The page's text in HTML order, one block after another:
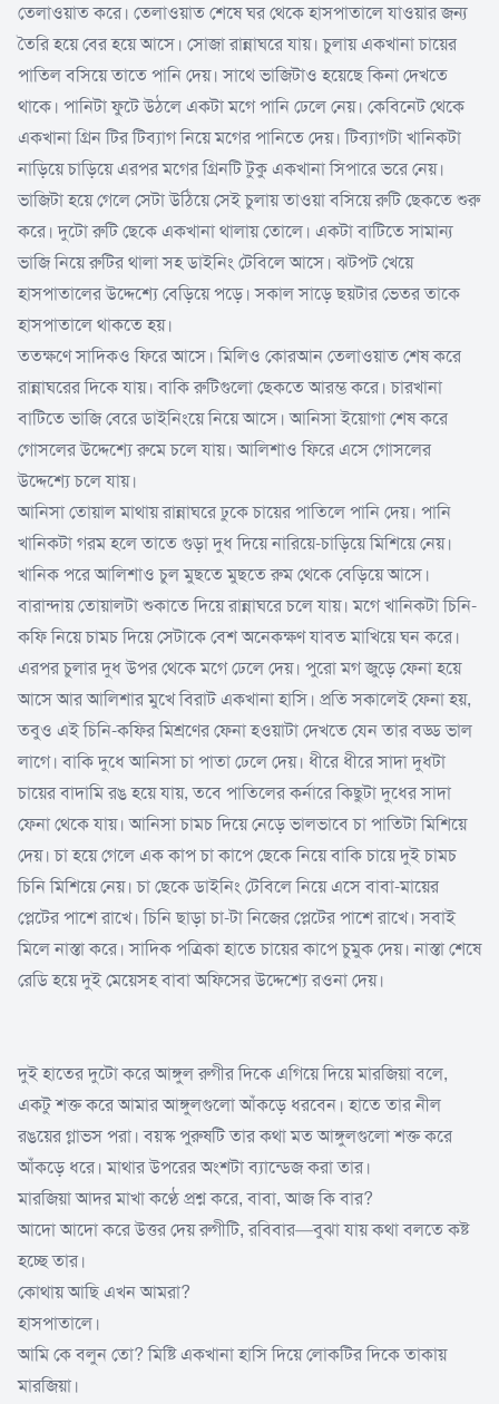
তেলাওয়াত করে। তেলাওয়াত শেষে ঘর থেকে হাসপাতালে যাওয়ার জন্য
তৈরি হয়ে বের হয়ে আসে। সোজা রান্নাঘরে যায়। চুলায় একখানা চায়ের
পাতিল বসিয়ে তাতে পানি দেয়। সাথে ভাজিটাও হয়েছে কিনা দেখতে
থাকে। পানিটা ফুটে উঠলে একটা মগে পানি ঢেলে নেয়। কেবিনেট থেকে
একখানা গ্রিন টির টিব্যাগ নিয়ে মগের পানিতে দেয়। টিব্যাগটা খানিকটা
নাড়িয়ে চাড়িয়ে এরপর মগের গ্রিনটি টুকু একখানা সিপারে ভরে নেয়।
ভাজিটা হয়ে গেলে সেটা উঠিয়ে সেই চুলায় তাওয়া বসিয়ে রুটি ছেকতে শুরু
করে। দুটো রুটি ছেকে একখানা থালায় তোলে। একটা বাটিতে সামান্য
ভাজি নিয়ে রুটির থালা সহ ডাইনিং টেবিলে আসে। ঝটপট খেয়ে
হাসপাতালের উদ্দেশ্যে বেড়িয়ে পড়ে। সকাল সাড়ে ছয়টার ভেতর তাকে
হাসপাতালে থাকতে হয়।
ততক্ষণে সাদিকও ফিরে আসে। মিলিও কোরআন তেলাওয়াত শেষ করে
রান্নাঘরের দিকে যায়। বাকি রুটিগুলো ছেকতে আরম্ভ করে। চারখানা
বাটিতে ভাজি বেরে ডাইনিংয়ে নিয়ে আসে। আনিসা ইয়োগা শেষ করে
গোসলের উদ্দেশ্যে রুমে চলে যায়। আলিশাও ফিরে এসে গোসলের
উদ্দেশ্যে চলে যায়।
আনিসা তোয়াল মাথায় রান্নাঘরে ঢুকে চায়ের পাতিলে পানি দেয়। পানি
খানিকটা গরম হলে তাতে গুড়া দুধ দিয়ে নারিয়ে-চাড়িয়ে মিশিয়ে নেয়।
খানিক পরে আলিশাও চুল মুছতে মুছতে রুম থেকে বেড়িয়ে আসে।
বারান্দায় তোয়ালটা শুকাতে দিয়ে রান্নাঘরে চলে যায়। মগে খানিকটা চিনি-
কফি নিয়ে চামচ দিয়ে সেটাকে বেশ অনেকক্ষণ যাবত মাখিয়ে ঘন করে।
এরপর চুলার দুধ উপর থেকে মগে ঢেলে দেয়। পুরো মগ জুড়ে ফেনা হয়ে
আসে আর আলিশার মুখে বিরাট একখানা হাসি। প্রতি সকালেই ফেনা হয়,
তবুও এই চিনি-কফির মিশ্রণের ফেনা হওয়াটা দেখতে যেন তার বড্ড ভাল
লাগে। বাকি দুধে আনিসা চা পাতা ঢেলে দেয়। ধীরে ধীরে সাদা দুধটা
চায়ের বাদামি রঙ হয়ে যায়, তবে পাতিলের কর্নারে কিছুটা দুধের সাদা
ফেনা থেকে যায়। আনিসা চামচ দিয়ে নেড়ে ভালভাবে চা পাতিটা মিশিয়ে
দেয়। চা হয়ে গেলে এক কাপ চা কাপে ছেকে নিয়ে বাকি চায়ে দুই চামচ
চিনি মিশিয়ে নেয়। চা ছেকে ডাইনিং টেবিলে নিয়ে এসে বাবা-মায়ের
প্লেটের পাশে রাখে। চিনি ছাড়া চা-টা নিজের প্লেটের পাশে রাখে। সবাই
মিলে নাস্তা করে। সাদিক পত্রিকা হাতে চায়ের কাপে চুমুক দেয়। নাস্তা শেষে
রেডি হয়ে দুই মেয়েসহ বাবা অফিসের উদ্দেশ্যে রওনা দেয়।
দুই হাতের দুটো করে আঙ্গুল রুগীর দিকে এগিয়ে দিয়ে মারজিয়া বলে,
একটু শক্ত করে আমার আঙ্গুলগুলো আঁকড়ে ধরবেন। হাতে তার নীল
রঙয়ের গ্লাভস পরা। বয়স্ক পুরুষটি তার কথা মত আঙ্গুলগুলো শক্ত করে
আঁকড়ে ধরে। মাথার উপরের অংশটা ব্যান্ডেজ করা তার।
মারজিয়া আদর মাখা কণ্ঠে প্রশ্ন করে, বাবা, আজ কি বার?
আদো আদো করে উত্তর দেয় রুগীটি, রবিবার—বুঝা যায় কথা বলতে কষ্ট
হচ্ছে তার।
কোথায় আছি এখন আমরা?
হাসপাতালে।
আমি কে বলুন তো? মিষ্টি একখানা হাসি দিয়ে লোকটির দিকে তাকায়
মারজিয়া।